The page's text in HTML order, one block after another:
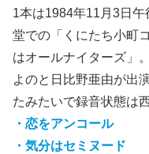
1本は1984年11月3日
堂での「くにたち小町
はオールナイターズ」
よのと日比野亜由が出
たみたいで録音状態は
・恋をアンコール
・気分はセミヌード